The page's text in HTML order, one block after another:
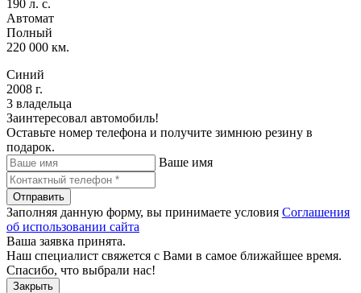
190 л. с.
Автомат
Полный
220 000 км.
Синий
2008 г.
3 владельца
Заинтересовал автомобиль!
Оставьте номер телефона и получите зимнюю резину в
подарок.
Ваше имя
Отправить
Заполняя данную форму, вы принимаете условия Соглашения
об использовании сайта
Ваша заявка принята.
Наш специалист свяжется с Вами в самое ближайшее время.
Спасибо, что выбрали нас!
Закрыть